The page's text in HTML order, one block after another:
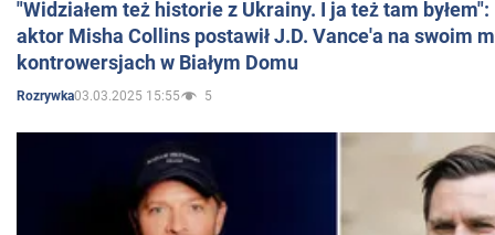
"Widziałem też historie z Ukrainy. I ja też tam
aktor Misha Collins postawił J.D. Vance'a na swoim
kontrowersjach w Białym Domu
Rozrywka03.03.2025 15:55 5